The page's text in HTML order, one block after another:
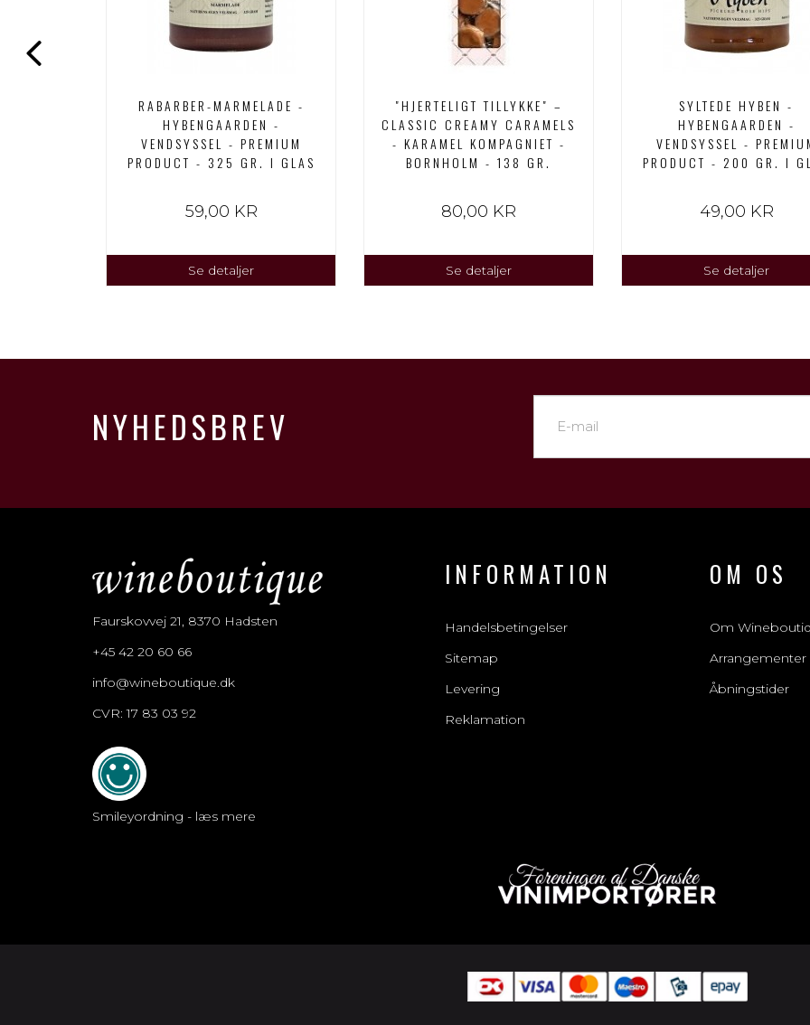
RABARBER-MARMELADE -
HYBENGAARDEN -
VENDSYSSEL - PREMIUM
PRODUCT - 325 GR. I GLAS
59,00 KR
Se detaljer
"HJERTELIGT TILLYKKE" –
CLASSIC CREAMY CARAMELS
- KARAMEL KOMPAGNIET -
BORNHOLM - 138 GR.
80,00 KR
Se detaljer
SYLTEDE HYBEN -
HYBENGAARDEN -
VENDSYSSEL -
PRODUCT - 200 GR. I
49,00 KR
Se detaljer
NYHEDSBREV
Faurskovvej 21, 8370 Hadsten
+45 42 20 60 66
info@wineboutique.dk
CVR: 17 83 03 92
Smileyordning - læs mere
INFORMATION
Handelsbetingelser
Sitemap
Levering
Reklamation
OM OS
Om
Arrangementer
Åbningstider